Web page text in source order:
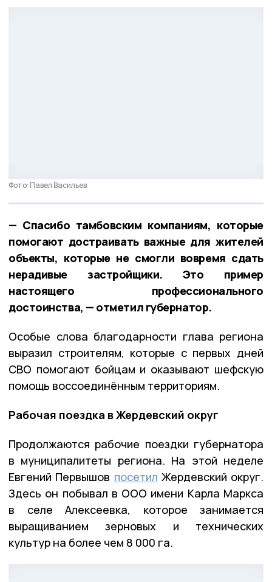
Фото: Павел Васильев
— Спасибо тамбовским компаниям, которые
помогают достраивать важные для жителей
объекты, которые не смогли вовремя сдать
нерадивые застройщики. Это пример
настоящего профессионального
достоинства, — отметил губернатор.
Особые слова благодарности глава региона
выразил строителям, которые с первых дней
СВО помогают бойцам и оказывают шефскую
помощь воссоединённым территориям.
Рабочая поездка в Жердевский округ
Продолжаются рабочие поездки губернатора
в муниципалитеты региона. На этой неделе
Евгений Первышов посетил Жердевский округ.
Здесь он побывал в ООО имени Карла Маркса
в селе Алексеевка, которое занимается
выращиванием зерновых и технических
культур на более чем 8 000 га.